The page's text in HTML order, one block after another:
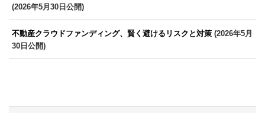
(2026年5月30日公開)
不動産クラウドファンディング、賢く避けるリスクと対策 (2026年5月
30日公開)